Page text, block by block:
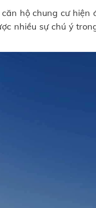
hộ chung cư hiện
nhiều sự chú ý